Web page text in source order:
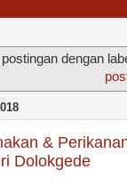
dengan
&
Dolokgede